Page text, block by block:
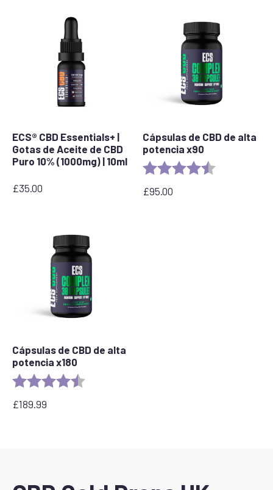
ECS® CBD Essentials+ |
Gotas de Aceite de CBD
Puro 10% (1000mg) | 10ml
£35.00
Cápsulas de CBD de alta
potencia x90
Rating:
£95.00
Cápsulas de CBD de alta
potencia x180
Rating:
£189.99